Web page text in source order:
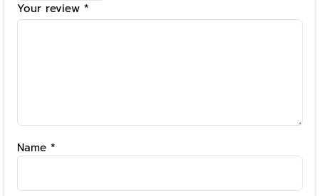
Your review *
Name *